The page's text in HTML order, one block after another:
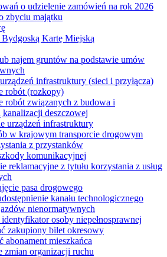
o udzielenie zamówień na rok 2026
zbyciu majątku
Bydgoską Kartę Miejską
najem gruntów na podstawie umów
infrastruktury (sieci i przyłącza)
robót (rozkopy)
robót związanych z budowa i
kanalizacji deszczowej
urządzeń infrastruktury
w krajowym transporcie drogowym
z przystanków
komunikacyjnej
reklamacyjne z tytułu korzystania z usług
pasa drogowego
kanału technologicznego
nienormatywnych
osoby niepełnosprawnej
zakupiony bilet okresowy
abonament mieszkańca
zmian organizacji ruchu